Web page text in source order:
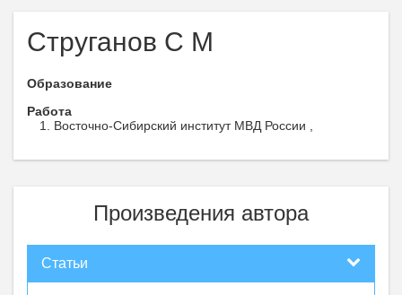
Струганов С М
Образование
Работа
Восточно-Сибирский институт МВД России ,
Произведения автора
Статьи